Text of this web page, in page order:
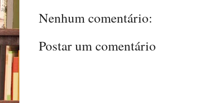
Nenhum comentário:
Postar um comentário